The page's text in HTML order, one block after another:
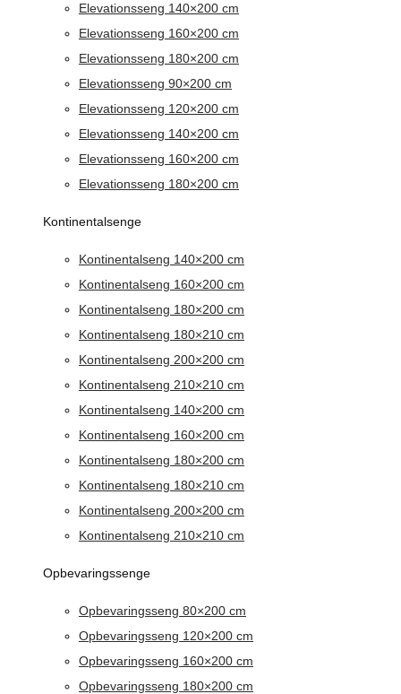
Elevationsseng 140×200 cm
Elevationsseng 160×200 cm
Elevationsseng 180×200 cm
Elevationsseng 90×200 cm
Elevationsseng 120×200 cm
Elevationsseng 140×200 cm
Elevationsseng 160×200 cm
Elevationsseng 180×200 cm
Kontinentalsenge
Kontinentalseng 140×200 cm
Kontinentalseng 160×200 cm
Kontinentalseng 180×200 cm
Kontinentalseng 180×210 cm
Kontinentalseng 200×200 cm
Kontinentalseng 210×210 cm
Kontinentalseng 140×200 cm
Kontinentalseng 160×200 cm
Kontinentalseng 180×200 cm
Kontinentalseng 180×210 cm
Kontinentalseng 200×200 cm
Kontinentalseng 210×210 cm
Opbevaringssenge
Opbevaringsseng 80×200 cm
Opbevaringsseng 120×200 cm
Opbevaringsseng 160×200 cm
Opbevaringsseng 180×200 cm